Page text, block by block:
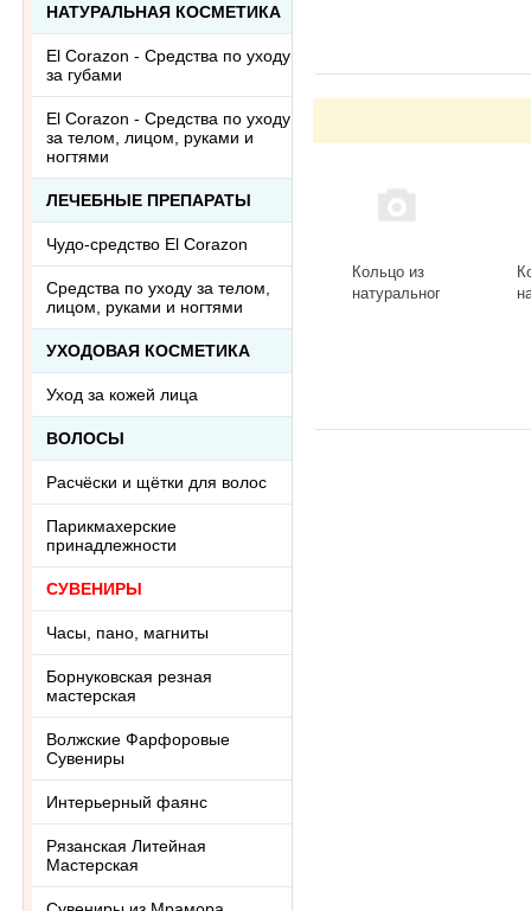
Кольцо из
натурального
НАТУРАЛЬНАЯ КОСМЕТИКА
El Corazon - Средства по уходу
за губами
El Corazon - Средства по уходу
за телом, лицом, руками и
ногтями
ЛЕЧЕБНЫЕ ПРЕПАРАТЫ
Чудо-средство El Corazon
Средства по уходу за телом,
лицом, руками и ногтями
УХОДОВАЯ КОСМЕТИКА
Уход за кожей лица
ВОЛОСЫ
Расчёски и щётки для волос
Парикмахерские
принадлежности
СУВЕНИРЫ
Часы, пано, магниты
Борнуковская резная
мастерская
Волжские Фарфоровые
Сувениры
Интерьерный фаянс
Рязанская Литейная
Мастерская